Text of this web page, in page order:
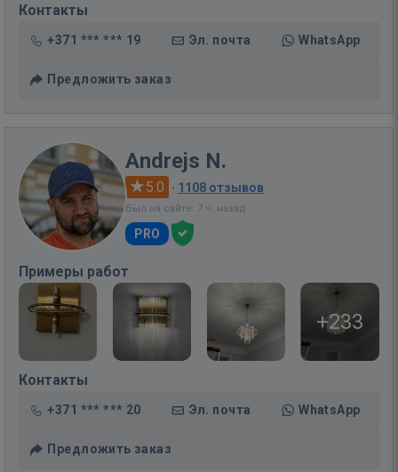
Контакты
+371 *** *** 19 Эл. почта WhatsApp
Предложить заказ
Andrejs N.
5.0 · 1108 отзывов
Был на сайте: 7 ч. назад
PRO
Примеры работ
+233
Контакты
+371 *** *** 20 Эл. почта WhatsApp
Предложить заказ